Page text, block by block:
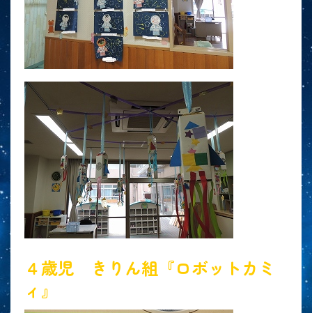
４歳児 きりん組『ロボットカミ
ィ』